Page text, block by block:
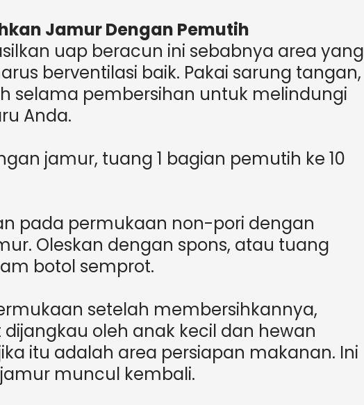
Jamur Dengan Pemutih
uap beracun ini sebabnya area yang
berventilasi baik. Pakai sarung tangan,
selama pembersihan untuk melindungi
Anda.
jamur, tuang 1 bagian pemutih ke 10
pada permukaan non-pori dengan
Oleskan dengan spons, atau tuang
botol semprot.
setelah membersihkannya,
oleh anak kecil dan hewan
itu adalah area persiapan makanan. Ini
muncul kembali.